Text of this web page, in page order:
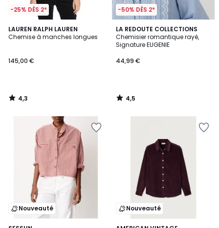
-25% DÈS 2*
LAUREN RALPH LAUREN
Chemise à manches longues
145,00 €
4,3
/ 5
4,3
/
-50% DÈS 2*
LA REDOUTE COLLECTIONS
Chemisier romantique rayé,
Signature EUGENIE
44,99 €
4,5
/ 5
4,5
/
Nouveauté Nouveauté